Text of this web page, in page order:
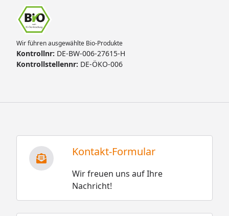
Wir führen ausgewählte Bio-Produkte
Kontrollnr: DE-BW-006-27615-H
Kontrollstellennr: DE-ÖKO-006
Kontakt-Formular
Wir freuen uns auf Ihre
Nachricht!